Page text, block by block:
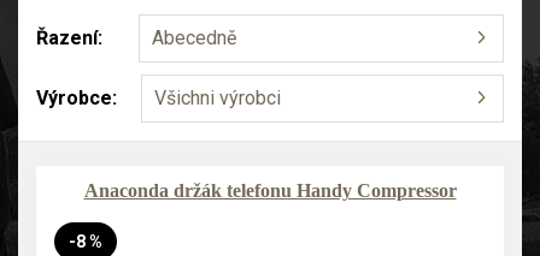
Řazení: Abecedně
Výrobce: Všichni výrobci
Anaconda držák telefonu Handy Compressor
-8 %